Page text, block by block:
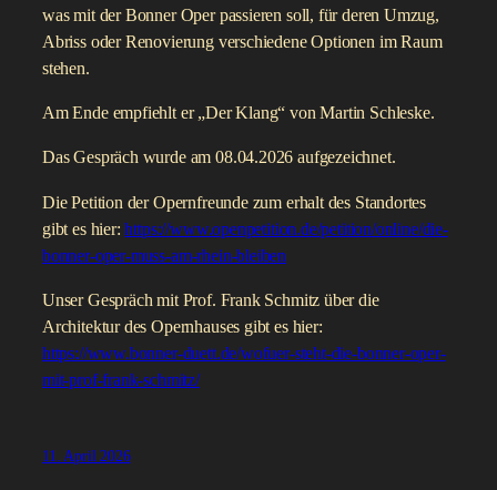
was mit der Bonner Oper passieren soll, für deren Umzug,
Abriss oder Renovierung verschiedene Optionen im Raum
stehen.
Am Ende empfiehlt er „Der Klang“ von Martin Schleske.
Das Gespräch wurde am 08.04.2026 aufgezeichnet.
Die Petition der Opernfreunde zum erhalt des Standortes
gibt es hier:https://www.openpetition.de/petition/online/die-
bonner-oper-muss-am-rhein-bleiben
Unser Gespräch mit Prof. Frank Schmitz über die
Architektur des Opernhauses gibt es hier:
https://www.bonner-duett.de/wofuer-steht-die-bonner-oper-
mit-prof-frank-schmitz/
11. April 2026